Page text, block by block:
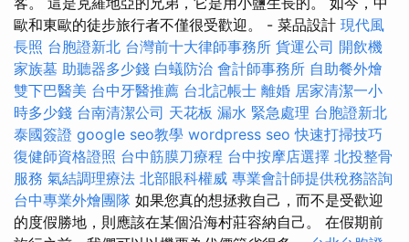
歐和東歐的徒步旅行者不僅很受歡迎。 - 菜品設計 現代風
長照 台胞證新北 台灣前十大律師事務所 貨運公司 開飲機
家族墓 助聽器多少錢 白蟻防治 會計師事務所 自助餐外燴
雙下巴醫美 台中牙醫推薦 台北記帳士 離婚 居家清潔一小
時多少錢 台南清潔公司 天花板 漏水 緊急處理 台胞證新北
泰國簽證 google seo教學 wordpress seo 快速打掃技巧
復健師資格證照 台中筋膜刀療程 台中按摩店選擇 北投整骨
服務 氣結調理療法 北部眼科權威 專業會計師提供稅務諮詢
台中專業外燴團隊 如果您真的想拯救自己，而不是受歡迎
的度假勝地，則應該在某個沿海村莊容納自己。 在假期前